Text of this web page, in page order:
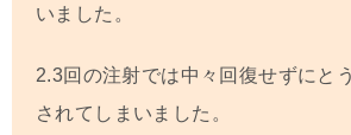
いました。
2.3回の注射では中々回復せずにと
されてしまいました。